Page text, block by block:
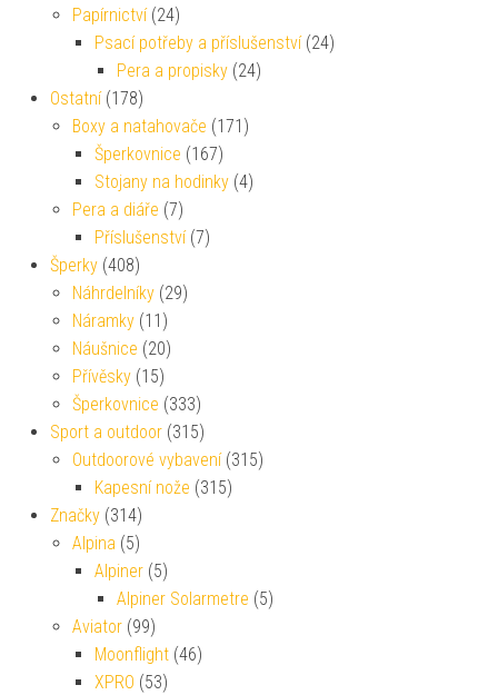
Papírnictví (24)
Psací potřeby a příslušenství (24)
Pera a propisky (24)
Ostatní (178)
Boxy a natahovače (171)
Šperkovnice (167)
Stojany na hodinky (4)
Pera a diáře (7)
Příslušenství (7)
Šperky (408)
Náhrdelníky (29)
Náramky (11)
Náušnice (20)
Přívěsky (15)
Šperkovnice (333)
Sport a outdoor (315)
Outdoorové vybavení (315)
Kapesní nože (315)
Značky (314)
Alpina (5)
Alpiner (5)
Alpiner Solarmetre (5)
Aviator (99)
Moonflight (46)
XPRO (53)